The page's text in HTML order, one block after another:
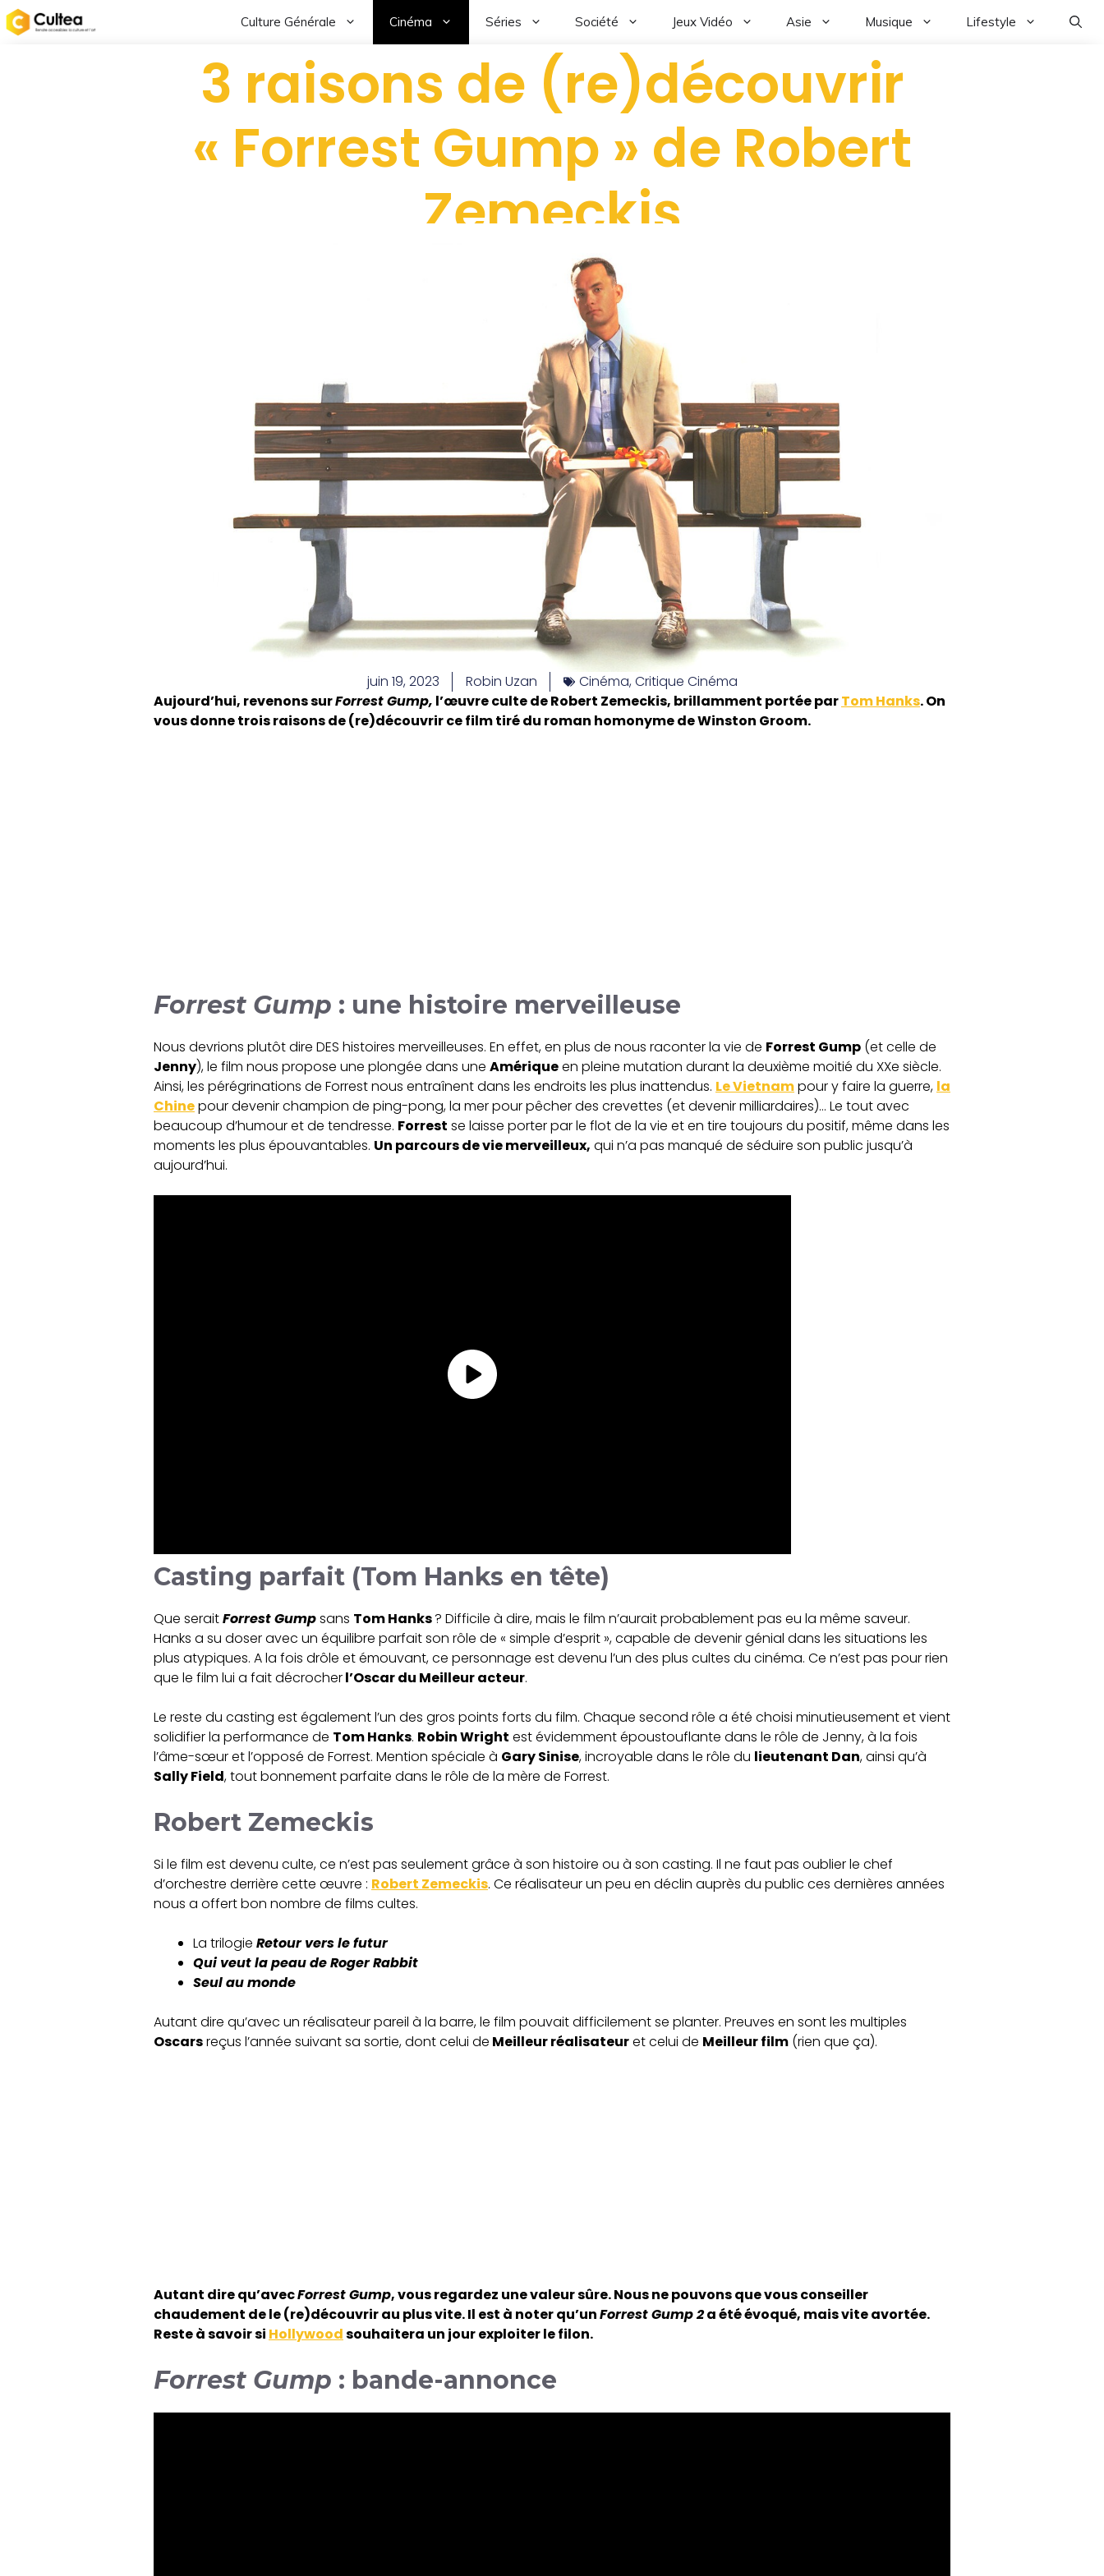
Culture Générale Cinéma Séries Société Jeux Vidéo Asie Musique Lifestyle
3 raisons de (re)découvrir
« Forrest Gump » de Robert
Zemeckis
juin 19, 2023 Robin Uzan Cinéma,Critique Cinéma
Aujourd’hui, revenons surForrest Gump, l’œuvre culte de Robert Zemeckis, brillamment portée parTom Hanks. On
vous donne trois raisons de (re)découvrir ce film tiré du roman homonyme de Winston Groom.
Forrest Gump : une histoire merveilleuse
Nous devrions plutôt dire DES histoires merveilleuses. En effet, en plus de nous raconter la vie de Forrest Gump (et celle de
Jenny), le film nous propose une plongée dans une Amériqueen pleine mutation durant la deuxième moitié du XXe siècle.
Ainsi, les pérégrinations de Forrest nous entraînent dans les endroits les plus inattendus. Le Vietnampour y faire la guerre, la
Chinepour devenir champion de ping-pong, la mer pour pêcher des crevettes (et devenir milliardaires)… Le tout avec
beaucoup d’humour et de tendresse. Forrest se laisse porter par le flot de la vie et en tire toujours du positif, même dans les
moments les plus épouvantables. Un parcours de vie merveilleux, qui n’a pas manqué de séduire son public jusqu’à
aujourd’hui.
Casting parfait (Tom Hanks en tête)
Que seraitForrest Gumpsans Tom Hanks? Difficile à dire, mais le film n’aurait probablement pas eu la même saveur.
Hanks a su doser avec un équilibre parfait son rôle de « simple d’esprit », capable de devenir génial dans les situations les
plus atypiques. A la fois drôle et émouvant, ce personnage est devenu l’un des plus cultes du cinéma. Ce n’est pas pour rien
que le film lui a fait décrocherl’Oscar du Meilleur acteur.
Le reste du casting est également l’un des gros points forts du film. Chaque second rôle a été choisi minutieusement et vient
solidifier la performance de Tom Hanks. Robin Wright est évidemment époustouflante dans le rôle de Jenny, à la fois
l’âme-sœur et l’opposé de Forrest. Mention spéciale à Gary Sinise, incroyable dans le rôle du lieutenant Dan, ainsi qu’à
Sally Field, tout bonnement parfaite dans le rôle de la mère de Forrest.
Robert Zemeckis
Si le film est devenu culte, ce n’est pas seulement grâce à son histoire ou à son casting. Il ne faut pas oublier le chef
d’orchestre derrière cette œuvre : Robert Zemeckis. Ce réalisateur un peu en déclin auprès du public ces dernières années
nous a offert bon nombre de films cultes.
La trilogie Retour vers le futur
Qui veut la peau de Roger Rabbit
Seul au monde
Autant dire qu’avec un réalisateur pareil à la barre, le film pouvait difficilement se planter. Preuves en sont les multiples
Oscarsreçus l’année suivant sa sortie, dont celui de Meilleur réalisateuret celui de Meilleur film (rien que ça).
Autant dire qu’avecForrest Gump, vous regardez une valeur sûre. Nous ne pouvons que vous conseiller
chaudement de le (re)découvrir au plus vite. Il est à noter qu’unForrest Gump 2a été évoqué, mais vite avortée.
Reste à savoir si Hollywoodsouhaitera un jour exploiter le filon.
Forrest Gump : bande-annonce